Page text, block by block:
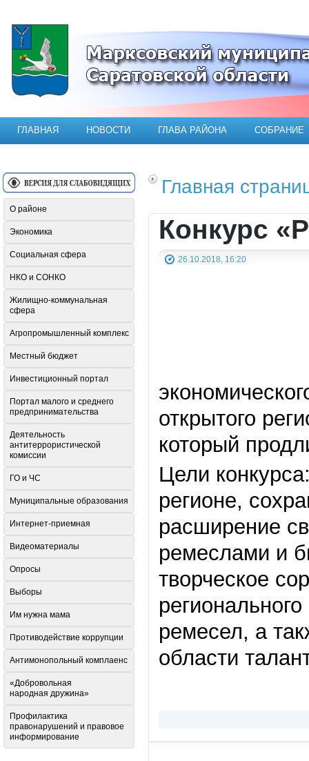
Официальный сайт Марксовского
ГЛАВНАЯ НОВОСТИ ГЛАВА РАЙОНА СОБРАНИЕ
Главная
Конкурс
26.10.2018, 16:20
открытого
который
Цели
регионе,
расширение
ремеслами и
творческое
ремесел, а
области
О районе
Экономика
Социальная сфера
НКО и СОНКО
Жилищно-коммунальная
сфера
Агропромышленный комплекс
Местный бюджет
Инвестиционный портал
Портал малого и среднего
предпринимательства
Деятельность
антитеррористической
комиссии
ГО и ЧС
Муниципальные образования
Интернет-приемная
Видеоматериалы
Опросы
Выборы
Им нужна мама
Противодействие коррупции
Антимонопольный комплаенс
«Добровольная
народная дружина»
Профилактика
правонарушений и правовое
информирование